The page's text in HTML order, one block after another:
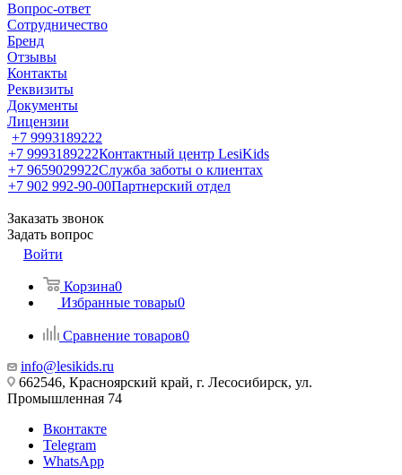
Вопрос-ответ
Сотрудничество
Бренд
Отзывы
Контакты
Реквизиты
Документы
Лицензии
+7 9993189222
+7 9993189222Контактный центр LesiKids
+7 9659029922Служба заботы о клиентах
+7 902 992-90-00Партнерский отдел
Заказать звонок
Задать вопрос
Войти
Корзина0
Избранные товары0
Сравнение товаров0
info@lesikids.ru
662546, Красноярский край, г. Лесосибирск, ул.
Промышленная 74
Вконтакте
Telegram
WhatsApp